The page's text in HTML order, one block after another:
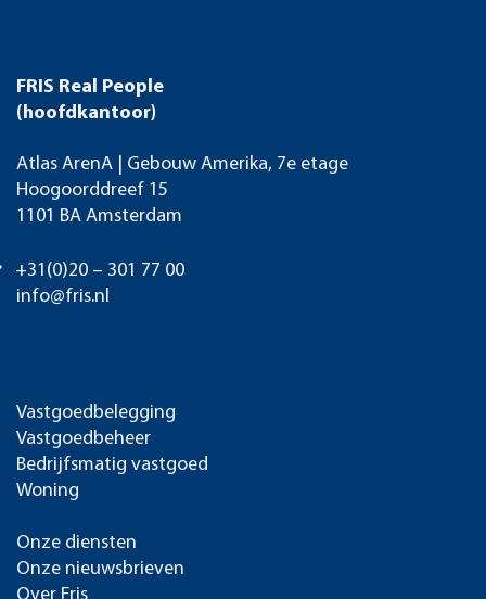
FRIS Real People
(hoofdkantoor)
Atlas ArenA | Gebouw Amerika, 7e etage
Hoogoorddreef 15
1101 BA Amsterdam
+31(0)20 – 301 77 00
info@fris.nl
Vastgoedbelegging
Vastgoedbeheer
Bedrijfsmatig vastgoed
Woning
Onze diensten
Onze nieuwsbrieven
Over Fris